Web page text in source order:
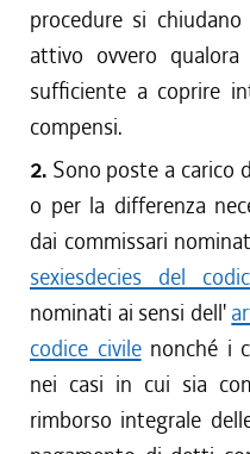
procedure si
attivo ovvero
sufficiente a coprire
compensi.
2. Sono poste a carico
o per la differenza
dai commissari
sexiesdecies del
nominati ai sensi dell'
codice civilenonché i
nei casi in cui sia
rimborso integrale